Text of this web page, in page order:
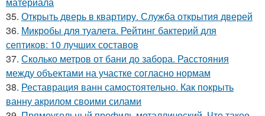
35. Открыть дверь в квартиру. Служба открытия дверей
36. Микробы для туалета. Рейтинг бактерий для
септиков: 10 лучших составов
37. Сколько метров от бани до забора. Расстояния
между объектами на участке согласно нормам
38. Реставрация ванн самостоятельно. Как покрыть
ванну акрилом своими силами